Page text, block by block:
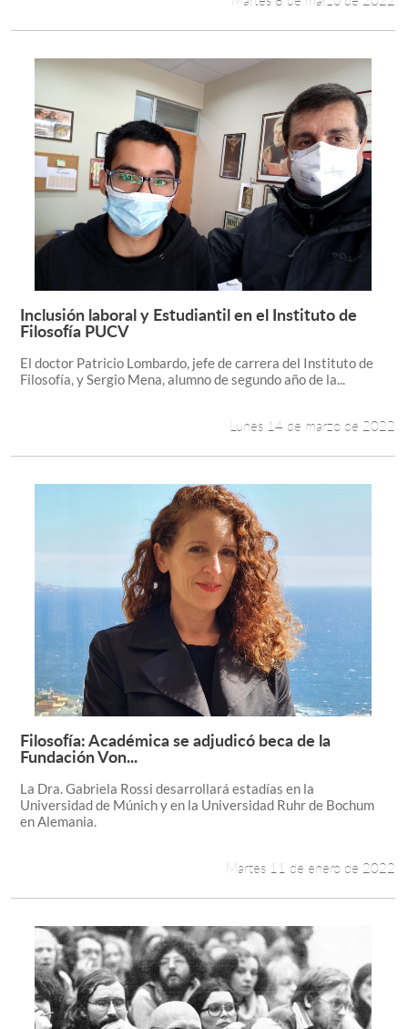
Leer más +
Inclusión laboral y Estudiantil en el Instituto de
Filosofía PUCV
El doctor Patricio Lombardo, jefe de carrera del Instituto de
Filosofía, y Sergio Mena, alumno de segundo año de la...
Lunes 14 de marzo de 2022
Leer más +
Filosofía: Académica se adjudicó beca de la
Fundación Von...
La Dra. Gabriela Rossi desarrollará estadías en la
Universidad de Múnich y en la Universidad Ruhr de Bochum
en Alemania.
Martes 11 de enero de 2022